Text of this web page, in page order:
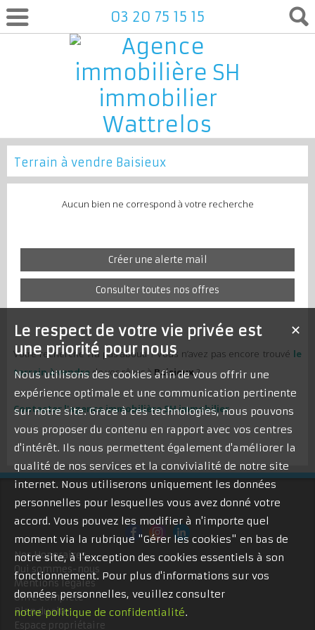
03 20 75 15 15
Terrain à vendre Baisieux
Aucun bien ne correspond à votre recherche
Créer une alerte mail
Consulter toutes nos offres
Votre recherche n’a pas abouti ? Vous n’avez pas encore trouvé le
terrain à vendrede vos rêves à Baisieux?
Contacter l'agence immobilière SH immobilier
Nos Honoraires
Qui sommes-nous
Mentions légales
Offre complète
Plan du site
Espace propriétaire
✕
Le respect de votre vie privée est
une priorité pour nous
Nous utilisons des cookies afin de vous offrir une
expérience optimale et une communication pertinente
sur notre site. Grace à ces technologies, nous pouvons
vous proposer du contenu en rapport avec vos centres
d'intérêt. Ils nous permettent également d'améliorer la
qualité de nos services et la convivialité de notre site
internet. Nous utiliserons uniquement les données
personnelles pour lesquelles vous avez donné votre
accord. Vous pouvez les modifier à n'importe quel
moment via la rubrique "Gérer les cookies" en bas de
notre site, à l'exception des cookies essentiels à son
fonctionnement. Pour plus d'informations sur vos
données personnelles, veuillez consulter
notre politique de confidentialité.